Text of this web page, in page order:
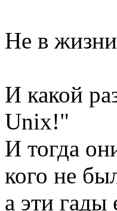
Не в
И какой
Unix!"
И тогда
кого не
а эти гады